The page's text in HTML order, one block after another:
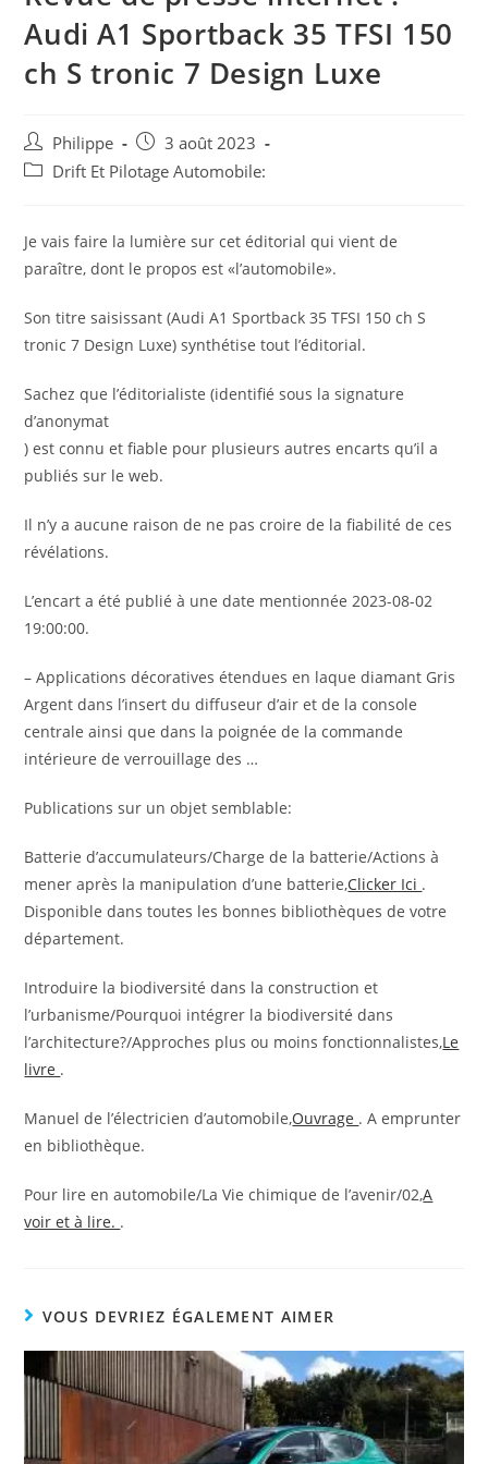
Audi A1 Sportback 35 TFSI 150
ch S tronic 7 Design Luxe
Auteur/autrice
de
Philippe
Post
published:
3 août 2023
PostDrift Et Pilotage Automobile:
Je vais faire la lumière sur cet éditorial qui vient de
paraître, dont le propos est «l’automobile».
Son titre saisissant (Audi A1 Sportback 35 TFSI 150 ch S
tronic 7 Design Luxe) synthétise tout l’éditorial.
Sachez que l’éditorialiste (identifié sous la signature
d’anonymat
) est connu et fiable pour plusieurs autres encarts qu’il a
publiés sur le web.
Il n’y a aucune raison de ne pas croire de la fiabilité de ces
révélations.
L’encart a été publié à une date mentionnée 2023-08-02
19:00:00.
– Applications décoratives étendues en laque diamant Gris
Argent dans l’insert du diffuseur d’air et de la console
centrale ainsi que dans la poignée de la commande
intérieure de verrouillage des …
Publications sur un objet semblable:
Batterie d’accumulateurs/Charge de la batterie/Actions à
mener après la manipulation d’une batterie,Clicker Ici .
Disponible dans toutes les bonnes bibliothèques de votre
département.
Introduire la biodiversité dans la construction et
l’urbanisme/Pourquoi intégrer la biodiversité dans
l’architecture?/Approches plus ou moins fonctionnalistes,Le
livre .
Manuel de l’électricien d’automobile,Ouvrage . A emprunter
en bibliothèque.
Pour lire en automobile/La Vie chimique de l’avenir/02,A
voir et à lire. .
VOUS DEVRIEZ ÉGALEMENT AIMER